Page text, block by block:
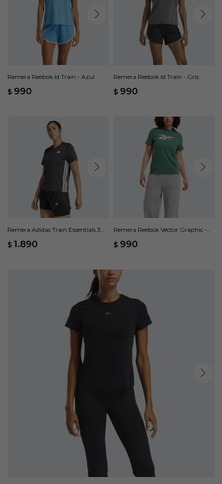
Remera Reebok Id Train - Azul
$ 990
Remera Reebok Id Train - Gris
$ 990
Remera Adidas Train Essentials 3
$ 1.890
Remera Reebok Vector Graphic -
$ 990